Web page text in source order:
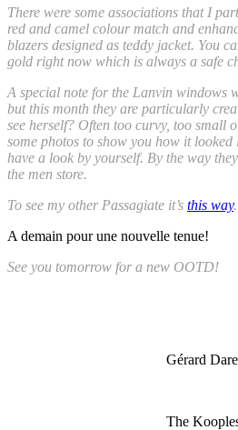
There were some associations that I
red and camel colour match and
blazers designed as teddy jacket. You
gold right now which is always a safe
A special note for the Lanvin windows
but this month they are particularly
see herself? Often too curvy, too small
some photos to show you how it looked
have a look by yourself. By the way
the men store.
To see my other Passagiate it’s this way.
A demain pour une nouvelle tenue!
See you tomorrow for a new OOTD!
Gérard
The